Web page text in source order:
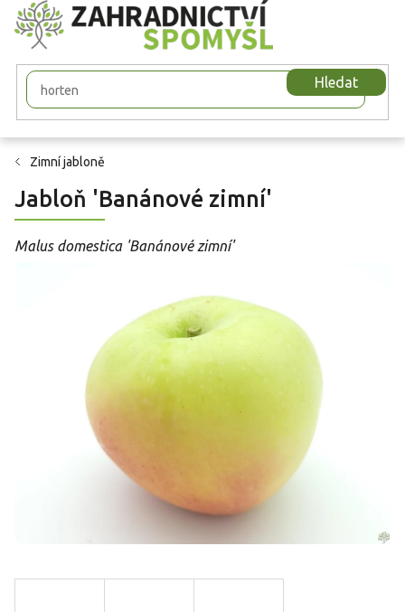
Přejít
na
obsah
Hledat
Zimní jabloně
Jabloň 'Banánové zimní'
Malus domestica 'Banánové zimní'